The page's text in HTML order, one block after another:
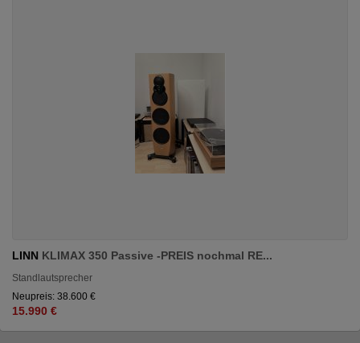
LINN KLIMAX 350 Passive -PREIS nochmal RE...
Standlautsprecher
Neupreis: 38.600 €
15.990 €